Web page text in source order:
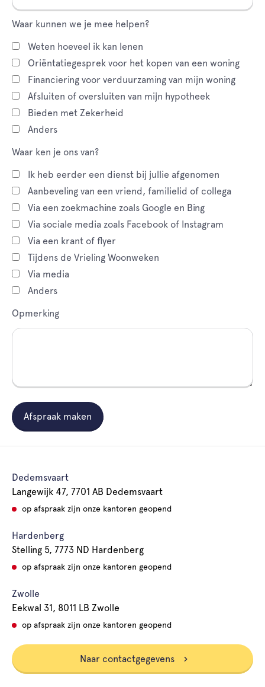
Waar kunnen we je mee helpen?
Weten hoeveel ik kan lenen
Oriëntatiegesprek voor het kopen van een woning
Financiering voor verduurzaming van mijn woning
Afsluiten of oversluiten van mijn hypotheek
Bieden met Zekerheid
Anders
Waar ken je ons van?
Ik heb eerder een dienst bij jullie afgenomen
Aanbeveling van een vriend, familielid of collega
Via een zoekmachine zoals Google en Bing
Via sociale media zoals Facebook of Instagram
Via een krant of flyer
Tijdens de Vrieling Woonweken
Via media
Anders
Opmerking
Afspraak maken
Dedemsvaart
Langewijk 47, 7701 AB Dedemsvaart
op afspraak zijn onze kantoren geopend
Hardenberg
Stelling 5, 7773 ND Hardenberg
op afspraak zijn onze kantoren geopend
Zwolle
Eekwal 31, 8011 LB Zwolle
op afspraak zijn onze kantoren geopend
Naar contactgegevens